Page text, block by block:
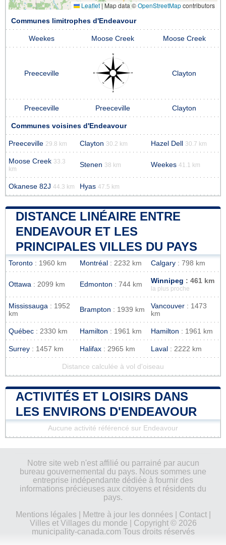
Leaflet | Map data ©OpenStreetMapcontributors
Communes limitrophes d'Endeavour
Weekes Moose Creek Moose Creek
Preeceville Clayton
Preeceville Preeceville Clayton
Communes voisines d'Endeavour
Preeceville 29.8 km Clayton 30.2 km Hazel Dell 30.7 km
Moose Creek 33.3
km
Stenen 38 km Weekes 41.1 km
Okanese 82J 44.3 km Hyas 47.5 km
DISTANCE LINÉAIRE ENTRE
ENDEAVOUR ET LES
PRINCIPALES VILLES DU PAYS
Toronto : 1960 km Montréal : 2232 km Calgary : 798 km
Ottawa : 2099 km Edmonton : 744 km Winnipeg : 461 km
la plus proche
Mississauga : 1952
km
Brampton : 1939 km Vancouver : 1473
km
Québec : 2330 km Hamilton : 1961 km Hamilton : 1961 km
Surrey : 1457 km Halifax : 2965 km Laval : 2222 km
Distance calculée à vol d'oiseau
ACTIVITÉS ET LOISIRS DANS
LES ENVIRONS D'ENDEAVOUR
Aucune activité référencé sur Endeavour
Notre site web n'est affilié ou parrainé par aucun
bureau gouvernemental du pays. Nous sommes une
entreprise indépendante dédiée à fournir des
informations précieuses aux citoyens et résidents du
pays.
Mentions légales| Mettre à jour les données| Contact|
Villes et Villages du monde | Copyright © 2026
municipality-canada.com Tous droits réservés